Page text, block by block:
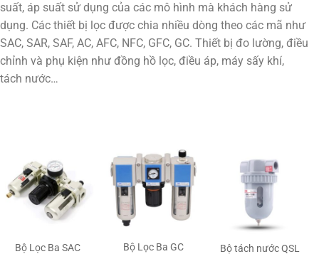
suất, áp suất sử dụng của các mô hình mà khách hàng sử
dụng. Các thiết bị lọc được chia nhiều dòng theo các mã như
SAC, SAR, SAF, AC, AFC, NFC, GFC, GC. Thiết bị đo lường, điều
chỉnh và phụ kiện như đồng hồ lọc, điều áp, máy sấy khí,
tách nước…
Bộ Lọc Ba SAC Bộ Lọc Ba GC Bộ tách nước QSL